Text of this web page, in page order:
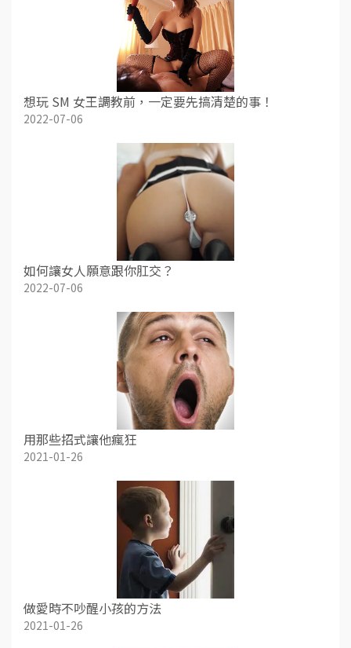
想玩 SM 女王調教前，一定要先搞清楚的事！
2022-07-06
如何讓女人願意跟你肛交？
2022-07-06
用那些招式讓他瘋狂
2021-01-26
做愛時不吵醒小孩的方法
2021-01-26